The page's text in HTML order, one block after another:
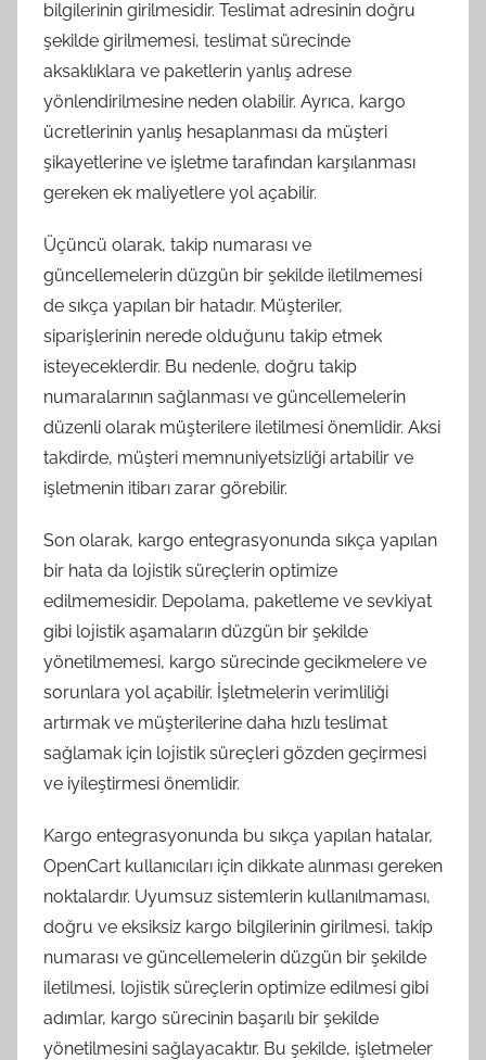
bilgilerinin girilmesidir. Teslimat adresinin doğru
şekilde girilmemesi, teslimat sürecinde
aksaklıklara ve paketlerin yanlış adrese
yönlendirilmesine neden olabilir. Ayrıca, kargo
ücretlerinin yanlış hesaplanması da müşteri
şikayetlerine ve işletme tarafından karşılanması
gereken ek maliyetlere yol açabilir.
Üçüncü olarak, takip numarası ve
güncellemelerin düzgün bir şekilde iletilmemesi
de sıkça yapılan bir hatadır. Müşteriler,
siparişlerinin nerede olduğunu takip etmek
isteyeceklerdir. Bu nedenle, doğru takip
numaralarının sağlanması ve güncellemelerin
düzenli olarak müşterilere iletilmesi önemlidir. Aksi
takdirde, müşteri memnuniyetsizliği artabilir ve
işletmenin itibarı zarar görebilir.
Son olarak, kargo entegrasyonunda sıkça yapılan
bir hata da lojistik süreçlerin optimize
edilmemesidir. Depolama, paketleme ve sevkiyat
gibi lojistik aşamaların düzgün bir şekilde
yönetilmemesi, kargo sürecinde gecikmelere ve
sorunlara yol açabilir. İşletmelerin verimliliği
artırmak ve müşterilerine daha hızlı teslimat
sağlamak için lojistik süreçleri gözden geçirmesi
ve iyileştirmesi önemlidir.
Kargo entegrasyonunda bu sıkça yapılan hatalar,
OpenCart kullanıcıları için dikkate alınması gereken
noktalardır. Uyumsuz sistemlerin kullanılmaması,
doğru ve eksiksiz kargo bilgilerinin girilmesi, takip
numarası ve güncellemelerin düzgün bir şekilde
iletilmesi, lojistik süreçlerin optimize edilmesi gibi
adımlar, kargo sürecinin başarılı bir şekilde
yönetilmesini sağlayacaktır. Bu şekilde, işletmeler